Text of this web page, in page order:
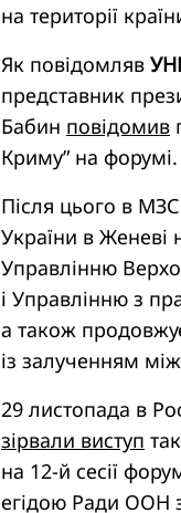
на території
Як повідомляв
представник
Бабин повідомив
Криму” на форумі.
Після цього в
України в Женеві
Управлінню
і Управлінню з
а також
із залученням
29 листопада в
зірвали виступ
на 12-й сесії
егідою Ради ООН